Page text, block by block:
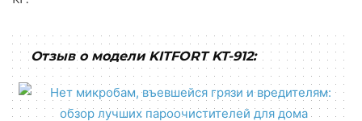
Отзыв о модели KITFORT KT-912: